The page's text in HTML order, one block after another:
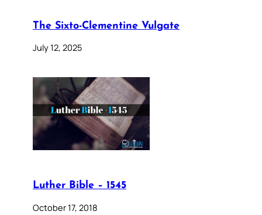
The Sixto-Clementine Vulgate
July 12, 2025
Luther Bible – 1545
October 17, 2018